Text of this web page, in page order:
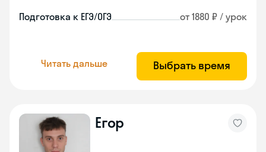
Подготовка к ЕГЭ/ОГЭ от 1880 ₽ / урок
Читать дальше Выбрать время
Егор